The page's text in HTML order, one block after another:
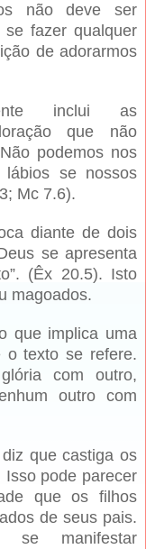
não deve ser
fazer qualquer
de adorarmos
inclui as
que não
podemos nos
se nossos
Mc 7.6).
diante de dois
se apresenta
(Êx 20.5). Isto
magoados.
que implica uma
o texto se refere.
com outro,
outro com
que castiga os
pode parecer
que os filhos
de seus pais.
se manifestar